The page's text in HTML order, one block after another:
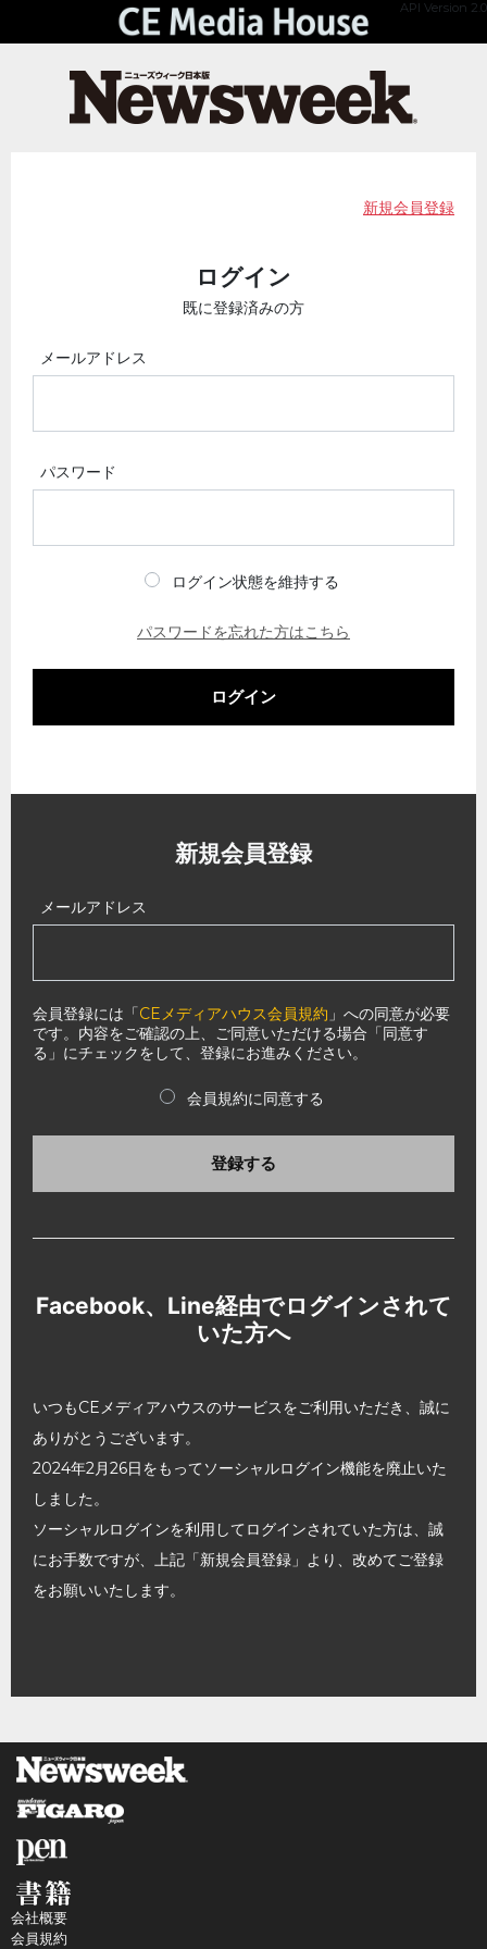
API Version 2.0
新規会員登録
ログイン
既に登録済みの方
メールアドレス
パスワード
ログイン状態を維持する
パスワードを忘れた方はこちら
ログイン
新規会員登録
メールアドレス
会員登録には「CEメディアハウス会員規約 」への同意が必要
です。内容をご確認の上、ご同意いただける場合「同意す
る」にチェックをして、登録にお進みください。
会員規約に同意する
登録する
Facebook、Line経由でログインされて
いた方へ
いつもCEメディアハウスのサービスをご利用いただき、誠に
ありがとうございます。
2024年2月26日をもってソーシャルログイン機能を廃止いた
しました。
ソーシャルログインを利用してログインされていた方は、誠
にお手数ですが、上記「新規会員登録」より、改めてご登録
をお願いいたします。
会社概要
会員規約